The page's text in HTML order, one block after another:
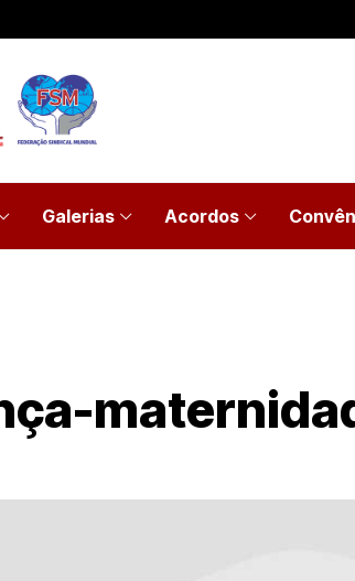
Galerias Acordos